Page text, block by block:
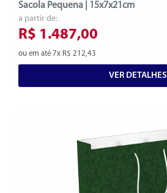
Sacola Pequena | 15x7x21cm
a partir de:
R$ 1.487,00
ou em até 7x R$ 212,43
VER DETALHES